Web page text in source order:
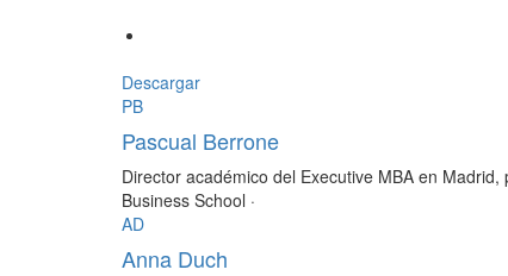
Descargar
PB
Pascual Berrone
Director académico del Executive MBA en
Business School ·
AD
Anna Duch